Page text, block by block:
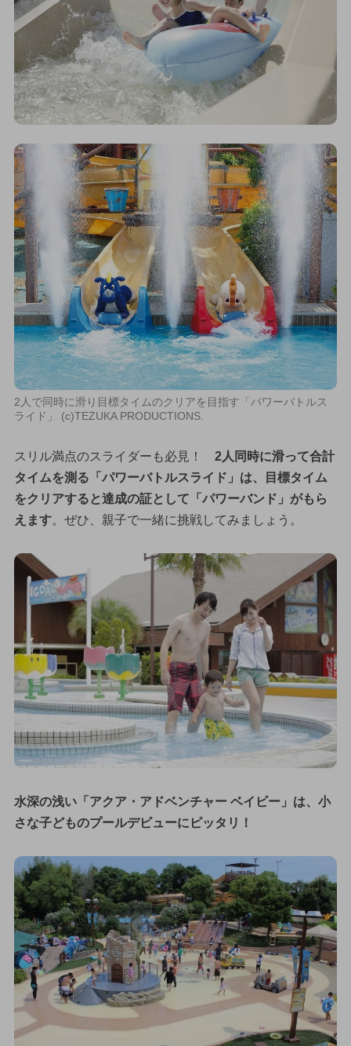
2人で同時に滑り目標タイムのクリアを目指す「パワーバトルス
ライド」 (c)TEZUKA PRODUCTIONS.
スリル満点のスライダーも必見！ 2人同時に滑って合計
タイムを測る「パワーバトルスライド」は、目標タイム
をクリアすると達成の証として「パワーバンド」がもら
えます。ぜひ、親子で一緒に挑戦してみましょう。
水深の浅い「アクア・アドベンチャー ベイビー」は、小
さな子どものプールデビューにピッタリ！